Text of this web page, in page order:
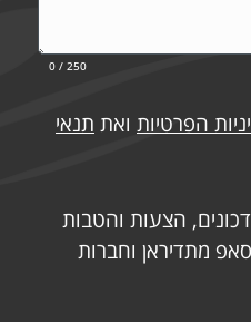
0 / 250
הפרטיות ואת תנאי
הצעות והטבות
מתדיראן וחברות